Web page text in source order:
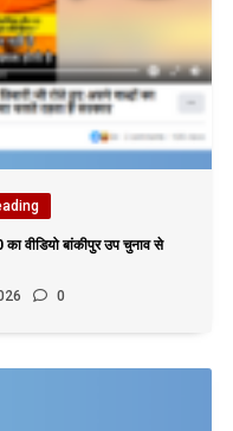
वीडियो बांकीपुर उप चुनाव से
0